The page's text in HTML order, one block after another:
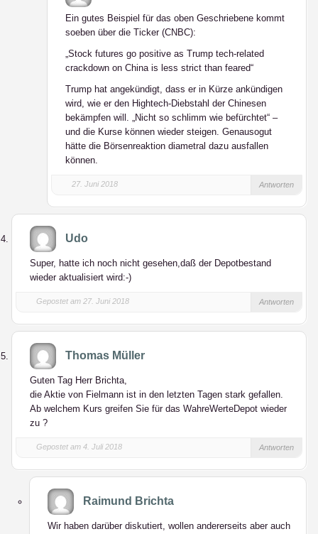
Ein gutes Beispiel für das oben Geschriebene kommt
soeben über die Ticker (CNBC):
„Stock futures go positive as Trump tech-related
crackdown on China is less strict than feared“
Trump hat angekündigt, dass er in Kürze ankündigen
wird, wie er den Hightech-Diebstahl der Chinesen
bekämpfen will. „Nicht so schlimm wie befürchtet“ –
und die Kurse können wieder steigen. Genausogut
hätte die Börsenreaktion diametral dazu ausfallen
können.
27. Juni 2018 Antworten
Udo
Super, hatte ich noch nicht gesehen,daß der Depotbestand
wieder aktualisiert wird:-)
Gepostet am 27. Juni 2018 Antworten
Thomas Müller
Guten Tag Herr Brichta,
die Aktie von Fielmann ist in den letzten Tagen stark gefallen.
Ab welchem Kurs greifen Sie für das WahreWerteDepot wieder
zu ?
Gepostet am 4. Juli 2018 Antworten
Raimund Brichta
Wir haben darüber diskutiert, wollen andererseits aber auch